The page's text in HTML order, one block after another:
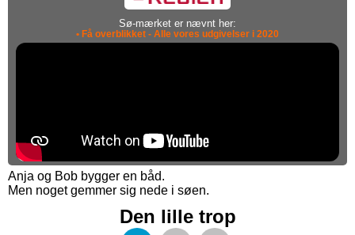
Sø-mærket er nævnt her:
• Få overblikket - Alle vores udgivelser i 2020
Anja og Bob bygger en båd.
Men noget gemmer sig nede i søen.
Den lille trop